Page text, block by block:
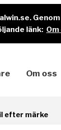
länk:
Om oss
efter märke